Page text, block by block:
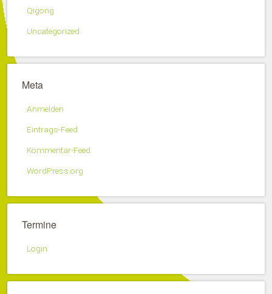
Qigong
Uncategorized
Meta
Anmelden
Eintrags-Feed
Kommentar-Feed
WordPress.org
Termine
Login